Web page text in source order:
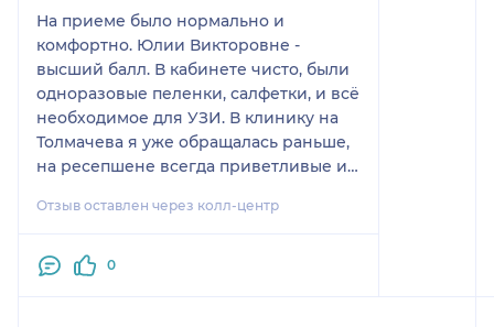
На приеме было нормально и
комфортно. Юлии Викторовне -
высший балл. В кабинете чисто, были
одноразовые пеленки, салфетки, и всё
необходимое для УЗИ. В клинику на
Толмачева я уже обращалась раньше,
на ресепшене всегда приветливые и
никакой суеты не было. Перед
Отзыв оставлен через колл-центр
0